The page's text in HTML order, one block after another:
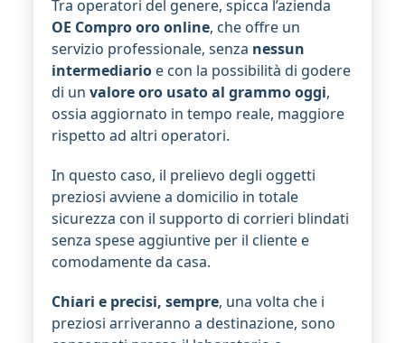
Tra operatori del genere, spicca l’azienda
OE Compro oro online, che offre un
servizio professionale, senza nessun
intermediarioe con la possibilità di godere
di un valore oro usato al grammo oggi,
ossia aggiornato in tempo reale, maggiore
rispetto ad altri operatori.
In questo caso, il prelievo degli oggetti
preziosi avviene a domicilio in totale
sicurezza con il supporto di corrieri blindati
senza spese aggiuntive per il cliente e
comodamente da casa.
Chiari e precisi, sempre, una volta che i
preziosi arriveranno a destinazione, sono